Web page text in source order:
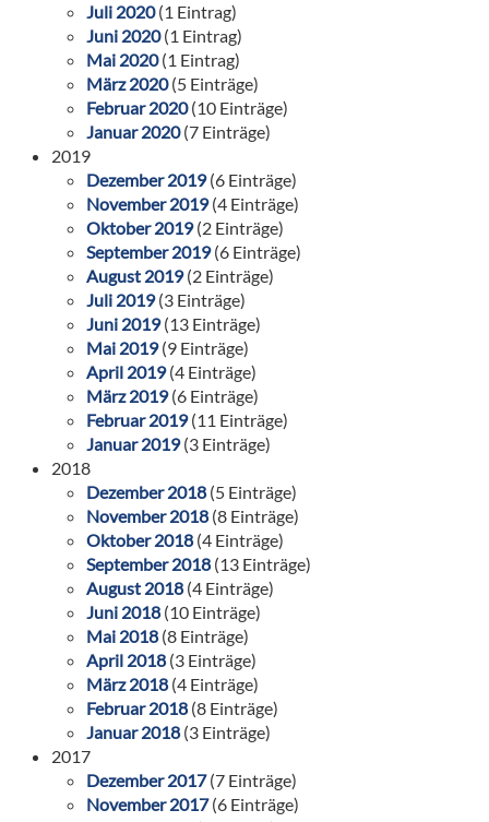
Juli 2020(1 Eintrag)
Juni 2020(1 Eintrag)
Mai 2020(1 Eintrag)
März 2020(5 Einträge)
Februar 2020(10 Einträge)
Januar 2020(7 Einträge)
2019
Dezember 2019(6 Einträge)
November 2019(4 Einträge)
Oktober 2019(2 Einträge)
September 2019(6 Einträge)
August 2019(2 Einträge)
Juli 2019(3 Einträge)
Juni 2019(13 Einträge)
Mai 2019(9 Einträge)
April 2019(4 Einträge)
März 2019(6 Einträge)
Februar 2019(11 Einträge)
Januar 2019(3 Einträge)
2018
Dezember 2018(5 Einträge)
November 2018(8 Einträge)
Oktober 2018(4 Einträge)
September 2018(13 Einträge)
August 2018(4 Einträge)
Juni 2018(10 Einträge)
Mai 2018(8 Einträge)
April 2018(3 Einträge)
März 2018(4 Einträge)
Februar 2018(8 Einträge)
Januar 2018(3 Einträge)
2017
Dezember 2017(7 Einträge)
November 2017(6 Einträge)